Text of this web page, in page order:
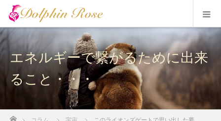
エネルギーで繋がるために出来
ること・・・